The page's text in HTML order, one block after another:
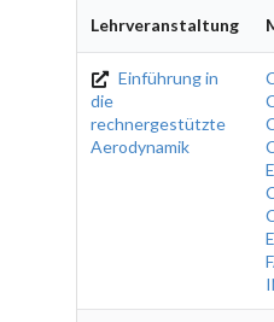
Lehrveranstaltung
Einführung in
die
rechnergestützte
Aerodynamik